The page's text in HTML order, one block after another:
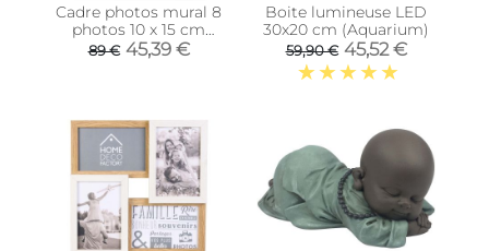
Cadre photos mural 8
photos 10 x 15 cm
Lookout (Bois naturel)
89 € 45,39 €
Boite lumineuse LED
30x20 cm (Aquarium)
59,90 € 45,52 €